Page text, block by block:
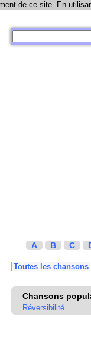
de ce site. En
A B C
Toutes les chansons
Chansons
Réversibilité